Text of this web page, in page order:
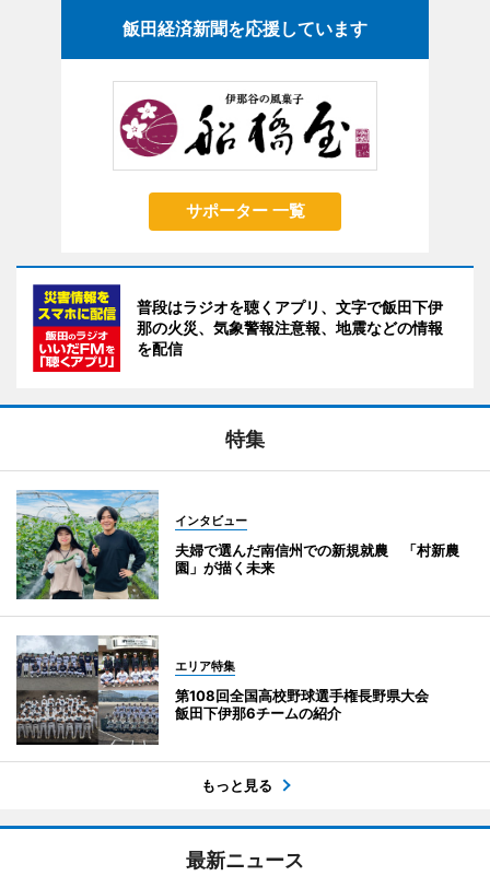
飯田経済新聞を応援しています
サポーター 一覧
普段はラジオを聴くアプリ、文字で飯田下伊
那の火災、気象警報注意報、地震などの情報
を配信
特集
インタビュー
夫婦で選んだ南信州での新規就農 「村新農
園」が描く未来
エリア特集
第108回全国高校野球選手権長野県大会
飯田下伊那6チームの紹介
もっと見る
最新ニュース